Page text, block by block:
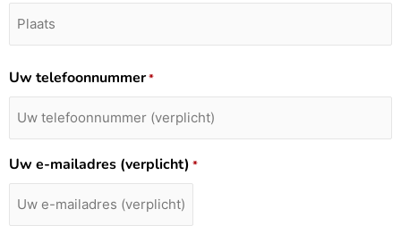
Uw telefoonnummer*
Uw e-mailadres (verplicht) *